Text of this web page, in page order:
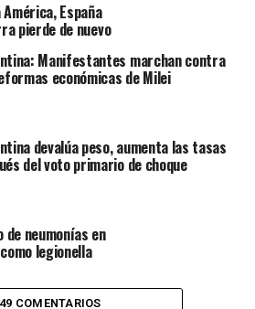
España
pierde de nuevo
Manifestantes marchan contra
económicas de Milei
devalúa peso, aumenta las tasas
del voto primario de choque
de neumonías en
legionella
49 COMENTARIOS